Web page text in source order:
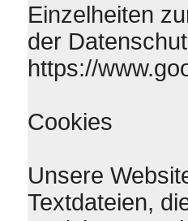
Einzelheiten
der
https://
Cookies
Unsere
Textdateien,